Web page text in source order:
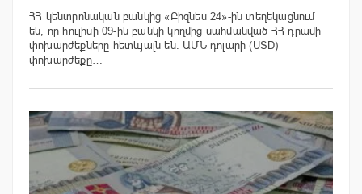
ՀՀ կենտրոնական բանկից «Բիզնես 24»-ին տեղեկացնում
են, որ հուլիսի 09-ին բանկի կողմից սահմանված ՀՀ դրամի
փոխարժեքները հետևյալն են. ԱՄՆ դոլարի (USD)
փոխարժեքը…